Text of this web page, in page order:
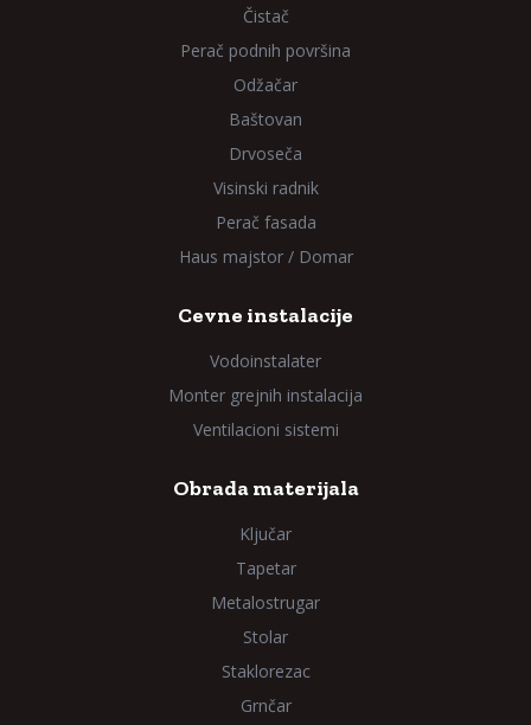
Čistač
Perač podnih površina
Odžačar
Baštovan
Drvoseča
Visinski radnik
Perač fasada
Haus majstor / Domar
Cevne instalacije
Vodoinstalater
Monter grejnih instalacija
Ventilacioni sistemi
Obrada materijala
Ključar
Tapetar
Metalostrugar
Stolar
Staklorezac
Grnčar